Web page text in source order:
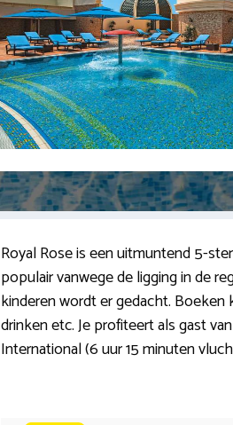
Royal Rose is een uitmuntend 5-
populair vanwege de ligging in de
kinderen wordt er gedacht. Boeken
drinken etc. Je profiteert als gast
International (6 uur 15 minuten